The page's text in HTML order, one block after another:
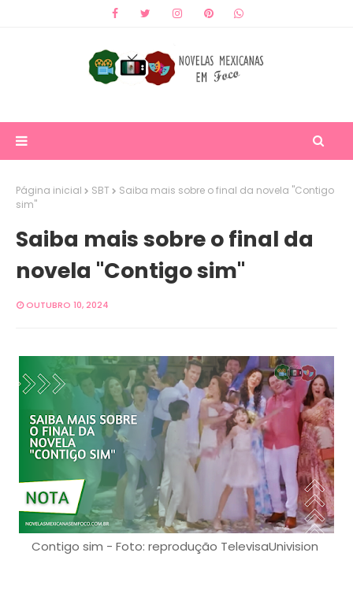
Página inicial SBT
Saiba mais sobre o final da novela "Contigo
sim"
Saiba mais sobre o final da
novela "Contigo sim"
OUTUBRO 10, 2024
Contigo sim - Foto: reprodução TelevisaUnivision